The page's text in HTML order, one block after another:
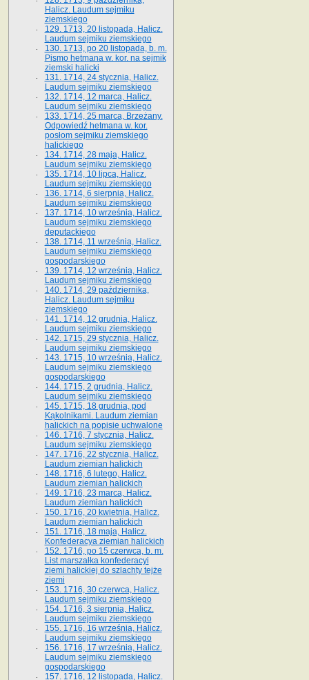
Halicz. Laudum sejmiku
ziemskiego
129. 1713, 20 listopada, Halicz.
Laudum sejmiku ziemskiego
130. 1713, po 20 listopada, b. m.
Pismo hetmana w. kor. na sejmik
ziemski halicki
131. 1714, 24 stycznia, Halicz.
Laudum sejmiku ziemskiego
132. 1714, 12 marca, Halicz.
Laudum sejmiku ziemskiego
133. 1714, 25 marca, Brzeżany.
Odpowiedź hetmana w. kor.
posłom sejmiku ziemskiego
halickiego
134. 1714, 28 maja, Halicz.
Laudum sejmiku ziemskiego
135. 1714, 10 lipca, Halicz.
Laudum sejmiku ziemskiego
136. 1714, 6 sierpnia, Halicz.
Laudum sejmiku ziemskiego
137. 1714, 10 września, Halicz.
Laudum sejmiku ziemskiego
deputackiego
138. 1714, 11 września, Halicz.
Laudum sejmiku ziemskiego
gospodarskiego
139. 1714, 12 września, Halicz.
Laudum sejmiku ziemskiego
140. 1714, 29 października,
Halicz. Laudum sejmiku
ziemskiego
141. 1714, 12 grudnia, Halicz.
Laudum sejmiku ziemskiego
142. 1715, 29 stycznia, Halicz.
Laudum sejmiku ziemskiego
143. 1715, 10 września, Halicz.
Laudum sejmiku ziemskiego
gospodarskiego
144. 1715, 2 grudnia, Halicz.
Laudum sejmiku ziemskiego
145. 1715, 18 grudnia, pod
Kąkolnikami. Laudum ziemian
halickich na popisie uchwalone
146. 1716, 7 stycznia, Halicz.
Laudum sejmiku ziemskiego
147. 1716, 22 stycznia, Halicz.
Laudum ziemian halickich
148. 1716, 6 lutego, Halicz.
Laudum ziemian halickich
149. 1716, 23 marca, Halicz.
Laudum ziemian halickich
150. 1716, 20 kwietnia, Halicz.
Laudum ziemian halickich
151. 1716, 18 maja, Halicz.
Konfederacya ziemian halickich
152. 1716, po 15 czerwca, b. m.
List marszałka konfederacyi
ziemi halickiej do szlachty tejże
ziemi
153. 1716, 30 czerwca, Halicz.
Laudum sejmiku ziemskiego
154. 1716, 3 sierpnia, Halicz.
Laudum sejmiku ziemskiego
155. 1716, 16 września, Halicz.
Laudum sejmiku ziemskiego
156. 1716, 17 września, Halicz.
Laudum sejmiku ziemskiego
gospodarskiego
157. 1716, 12 listopada, Halicz.